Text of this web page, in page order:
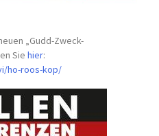
„Gudd-Zweck-
Siehier:
ho-roos-kop/